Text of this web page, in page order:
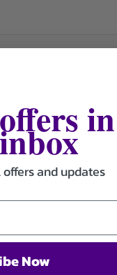
in
and updates
Now